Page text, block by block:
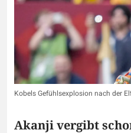
Kobels Gefühlsexplosion nach der
Akanji vergibt